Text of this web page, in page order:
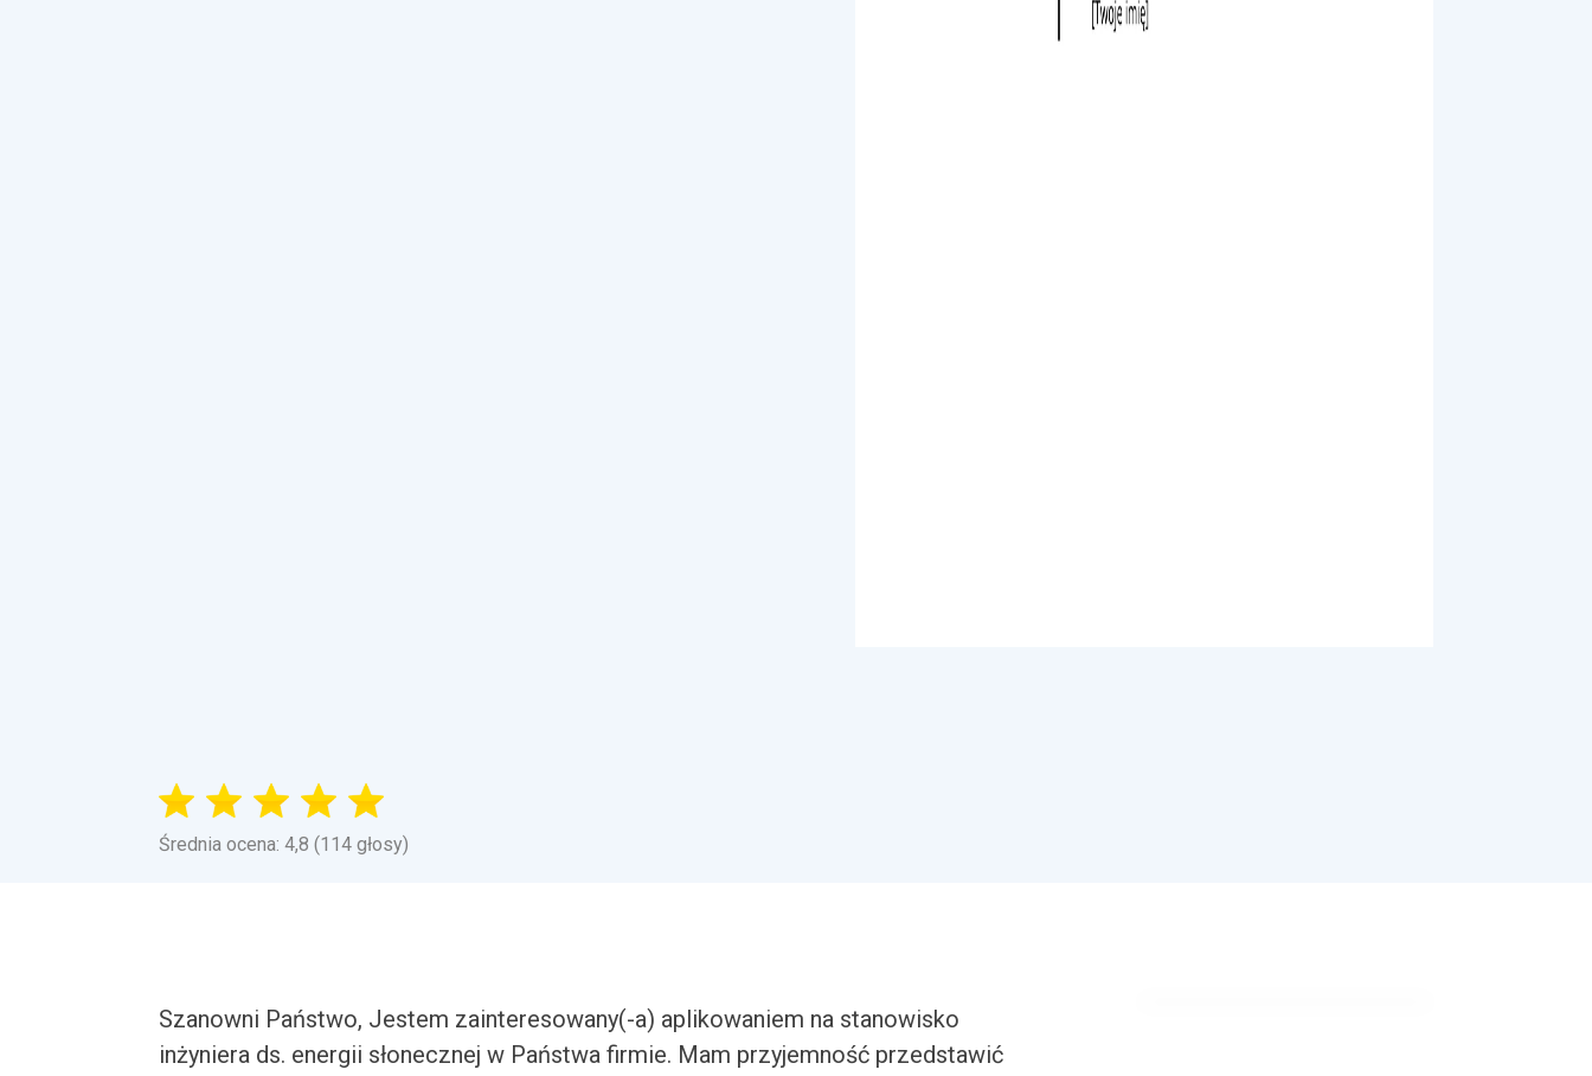
Średnia ocena: 4,8 (114 głosy)
Szanowni Państwo, Jestem zainteresowany(-a) aplikowaniem na stanowisko
inżyniera ds. energii słonecznej w Państwa firmie. Mam przyjemność przedstawić